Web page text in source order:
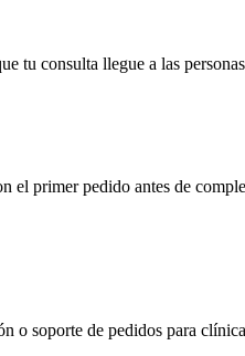
tu consulta llegue a las personas
el primer pedido antes de
o soporte de pedidos para